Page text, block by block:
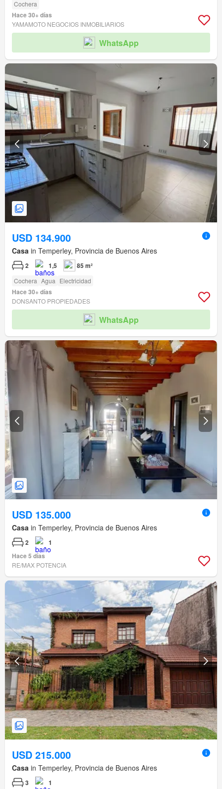
Cochera
Hace 30+ días
YAMAMOTO NEGOCIOS INMOBILIARIOS
WhatsApp
USD 134.900
Casa in Temperley, Provincia de Buenos Aires
2 1,5 85 m²
Cochera Agua Electricidad
Hace 30+ días
DONSANTO PROPIEDADES
WhatsApp
USD 135.000
Casa in Temperley, Provincia de Buenos Aires
2
1
Hace 5 días
RE/MAX POTENCIA
USD 215.000
Casa in Temperley, Provincia de Buenos Aires
3
1